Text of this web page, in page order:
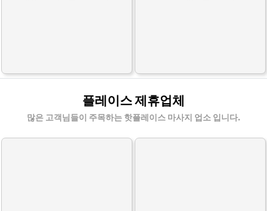
플레이스 제휴업체
많은 고객님들이 주목하는 핫플레이스 마사지 업소 입니다.